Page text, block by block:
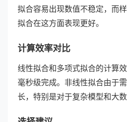
拟合容易出现数值不稳定，而
拟合在这方面表现更好。
计算效率对比
线性拟合和多项式拟合的计算
毫秒级完成。非线性拟合由于
长，特别是对于复杂模型和大数